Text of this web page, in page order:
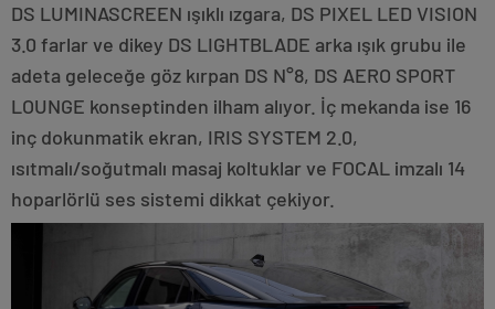
DS LUMINASCREEN ışıklı ızgara, DS PIXEL LED VISION
3.0 farlar ve dikey DS LIGHTBLADE arka ışık grubu ile
adeta geleceğe göz kırpan DS N°8, DS AERO SPORT
LOUNGE konseptinden ilham alıyor. İç mekanda ise 16
inç dokunmatik ekran, IRIS SYSTEM 2.0,
ısıtmalı/soğutmalı masaj koltuklar ve FOCAL imzalı 14
hoparlörlü ses sistemi dikkat çekiyor.